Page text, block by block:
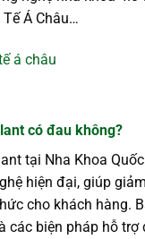
Á Châu…
á châu
có đau không?
tại Nha Khoa
hiện đại, giúp
cho khách hàng.
các biện pháp hỗ trợ